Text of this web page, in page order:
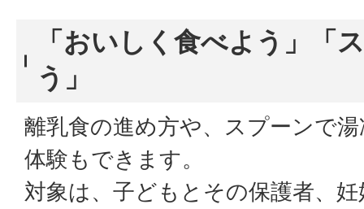
「おいしく食べよう」「
う」
離乳食の進め方や、スプーンで
体験もできます。
対象は、子どもとその保護者、